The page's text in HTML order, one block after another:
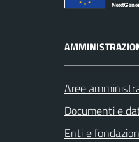
Aree
Documenti e
Enti e